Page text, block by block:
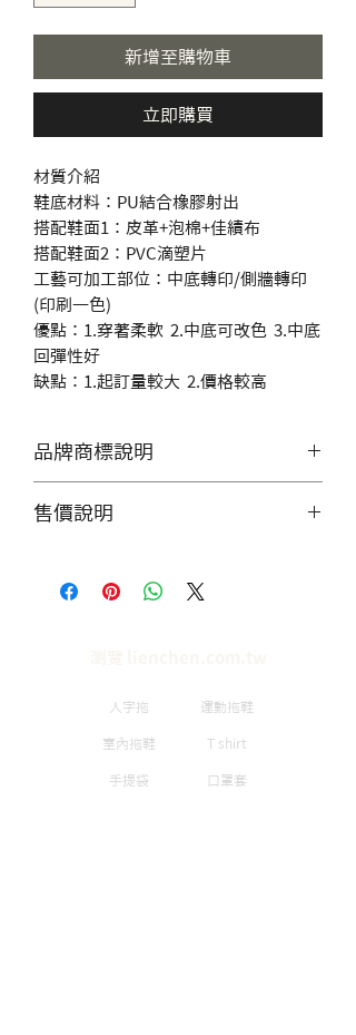
新增至購物車
立即購買
材質介紹
鞋底材料：PU結合橡膠射出
搭配鞋面1：皮革+泡棉+佳績布
搭配鞋面2：PVC滴塑片
工藝可加工部位：中底轉印/側牆轉印
(印刷一色)
優點：1.穿著柔軟 2.中底可改色 3.中底
回彈性好
缺點：1.起訂量較大 2.價格較高
品牌商標說明
服務，造成不便敬請見諒。
售價說明
客服，討論數量做工等細節。
人字拖 運動拖鞋
室內拖鞋 T shirt
口罩套
手提袋